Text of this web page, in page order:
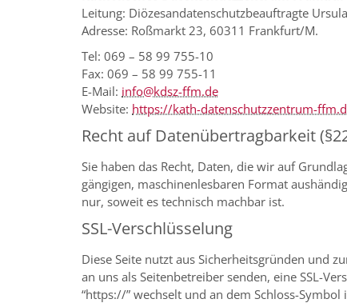
Leitung: Diözesandatenschutzbeauftragte
Adresse: Roßmarkt 23, 60311 Frankfurt/M.
Tel: 069 – 58 99 755-10
Fax: 069 – 58 99 755-11
E-Mail: info@kdsz-ffm.de
Website: https://kath-datenschutzzentrum-
Recht auf Datenübertragbarkeit
Sie haben das Recht, Daten, die wir auf
gängigen, maschinenlesbaren Format
nur, soweit es technisch machbar ist.
SSL-Verschlüsselung
Diese Seite nutzt aus Sicherheitsgründen und
an uns als Seitenbetreiber senden, eine SSL-
“https://” wechselt und an dem Schloss-